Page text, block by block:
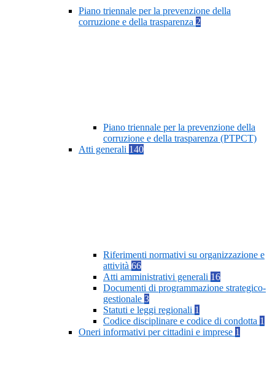
Piano triennale per la prevenzione della
corruzione e della trasparenza 2
Piano triennale per la prevenzione della
corruzione e della trasparenza (PTPCT)
Atti generali 140
Riferimenti normativi su organizzazione e
attività 66
Atti amministrativi generali 16
Documenti di programmazione strategico-
gestionale 3
Statuti e leggi regionali 1
Codice disciplinare e codice di condotta 1
Oneri informativi per cittadini e imprese 1